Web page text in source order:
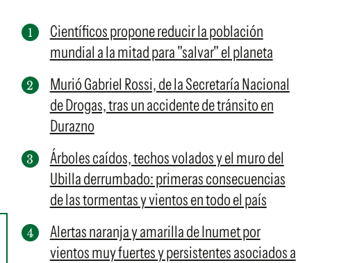
Científicos propone reducir la población
mundial a la mitad para "salvar" el planeta
Murió Gabriel Rossi, de la Secretaría Nacional
de Drogas, tras un accidente de tránsito en
Durazno
Árboles caídos, techos volados y el muro del
Ubilla derrumbado: primeras consecuencias
de las tormentas y vientos en todo el país
Alertas naranja y amarilla de Inumet por
vientos muy fuertes y persistentes asociados a